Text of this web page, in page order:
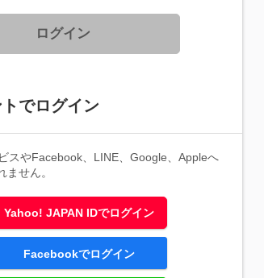
ログイン
でログイン
スやFacebook、LINE、Google、Appleへ
せん。
Yahoo! JAPAN IDでログイン
Facebookでログイン